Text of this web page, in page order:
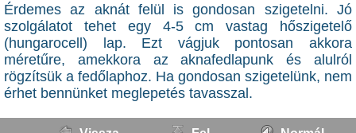
Érdemes az aknát felül is gondosan szigetelni. Jó
szolgálatot tehet egy 4-5 cm vastag hőszigetelő
(hungarocell) lap. Ezt vágjuk pontosan akkora
méretűre, amekkora az aknafedlapunk és alulról
rögzítsük a fedőlaphoz. Ha gondosan szigetelünk, nem
érhet bennünket meglepetés tavasszal.